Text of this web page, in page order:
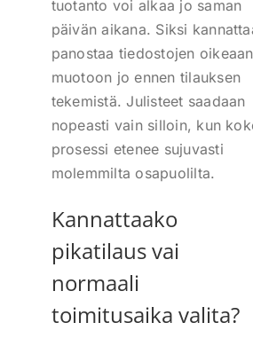
tuotanto voi alkaa jo saman
päivän aikana. Siksi
panostaa tiedostojen oikeaan
muotoon jo ennen tilauksen
tekemistä. Julisteet saadaan
nopeasti vain silloin, kun
prosessi etenee sujuvasti
molemmilta osapuolilta.
Kannattaako
pikatilaus vai
normaali
toimitusaika valita?